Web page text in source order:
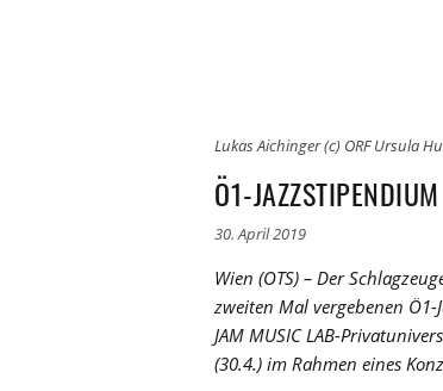
Lukas Aichinger (c) ORF Ursula
Ö1-
30. April 2019
Wien (OTS) – Der
zweiten Mal vergebenen
JAM MUSIC LAB-
(30.4.) im Rahmen eines